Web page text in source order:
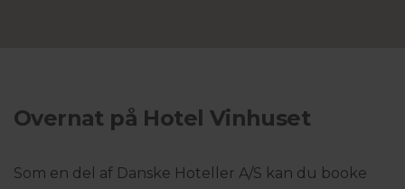
Overnat på Hotel Vinhuset
Som en del af Danske Hoteller A/S kan du booke